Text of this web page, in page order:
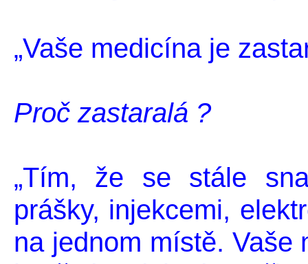
„Vaše medicína je
Proč zastaralá ?
„Tím, že se stále
prášky, injekcemi,
na jednom místě. Vaše